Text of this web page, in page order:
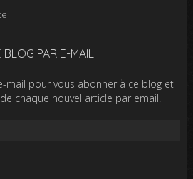
PAR E-MAIL.
mail pour vous abonner à ce blog et
chaque nouvel article par email.